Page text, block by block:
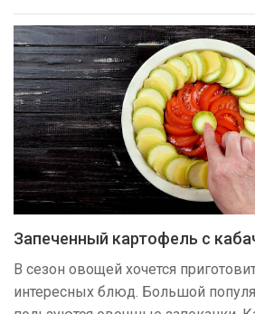
Запеченный картофель с
В сезон овощей хочется
интересных блюд. Большой